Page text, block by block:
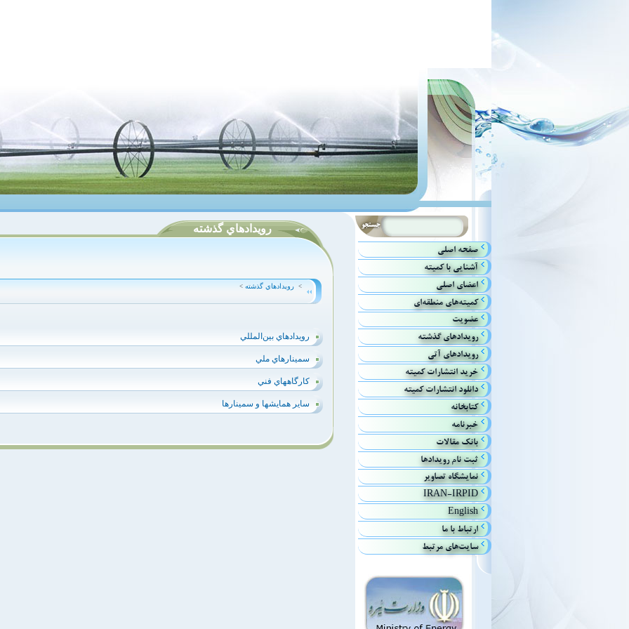
رويدادهاي گذشته
< رويدادهاي گذشته <
رويدادهاي بين‌المللي
سمينارهاي ملي
كارگاههاي فني
ساير همايشها و سمينارها
صفحه اصلي
آشنايي با كميته
اعضاي اصلي
كميته‌هاي منطقه‌اي
عضویت
رويدادهاي گذشته
رويداد‌هاي آتي
خريد انتشارات كميته
دانلود انتشارات کمیته
كتابخانه
خبرنامه
بانك مقالات
ثبت نام رویدادها
نمایشگاه تصاویر
IRAN-IRPID
English
ارتباط با ما
سایت‌های مرتبط